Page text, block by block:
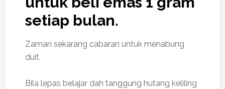
setiap bulan.
Zaman sekarang cabaran untuk menabung
duit.
Bila lepas belajar dah tanggung hutang keliling